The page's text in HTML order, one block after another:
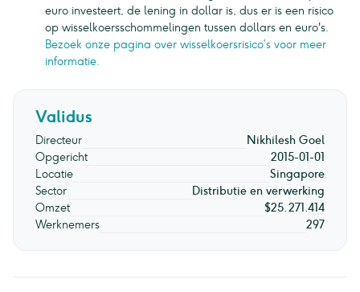
euro investeert, de lening in dollar is, dus er is een risico
op wisselkoersschommelingen tussen dollars en euro's.
Bezoek onze pagina over wisselkoersrisico’s voor meer
informatie.
Validus
Directeur
Nikhilesh Goel
Opgericht
2015-01-01
Locatie
Singapore
Sector
Distributie en verwerking
Omzet
$25.271.414
Werknemers
297